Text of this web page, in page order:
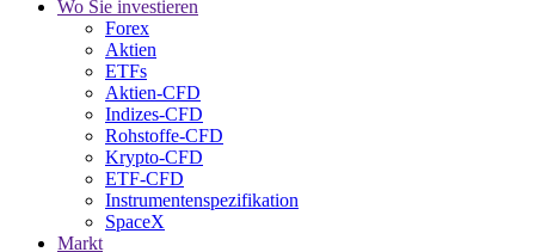
Wo Sie investieren
Forex
Aktien
ETFs
Aktien-CFD
Indizes-CFD
Rohstoffe-CFD
Krypto-CFD
ETF-CFD
Instrumentenspezifikation
SpaceX
Markt